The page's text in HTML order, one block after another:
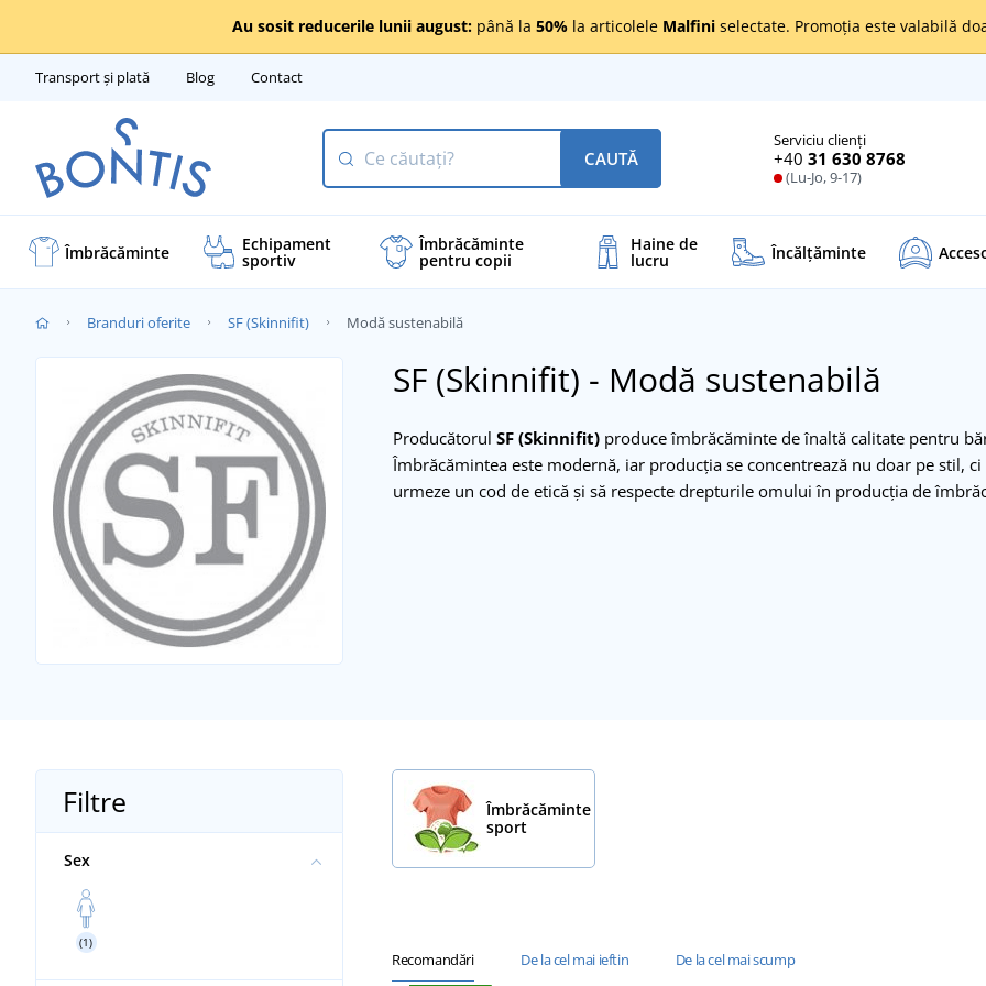
Au sosit reducerile lunii august: până la 50% la articolele Malfini selectate. Promoția este valabilă
Transport și plată Blog Contact
Serviciu clienți
+40 31 630 8768
(Lu-Jo, 9-17)
CAUTĂ
Îmbrăcăminte Echipament
sportiv
Îmbrăcăminte
pentru copii
Haine de
lucru Încălţăminte
Branduri oferite SF (Skinnifit) Modă sustenabilă
SF (Skinnifit) - Modă sustenabilă
Producătorul SF (Skinnifit)produce îmbrăcăminte de înaltă calitate pentru
Îmbrăcămintea este modernă, iar producția se concentrează nu doar pe stil,
urmeze un cod de etică și să respecte drepturile omului în producția de
Îmbrăcăminte
sport
Filtre
Sex
(1)
Recomandări De la cel mai ieftin De la cel mai scump